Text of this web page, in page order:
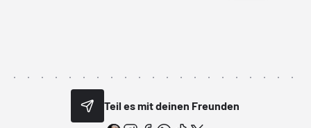
Teil es mit deinen Freunden